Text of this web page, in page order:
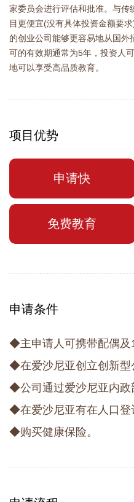
家委员会进行评估和批准。与传
目更便宜(没有具体投资金额要
的创业公司能够更容易地从国
可的有效期通常为5年，投资人
地可以享受高品质教育。
项目优势
申请快
免费教育
申请条件
◆主申请人可携带配偶及
◆在爱沙尼亚创立创新型
◆公司通过爱沙尼亚内政
◆在爱沙尼亚有在人口登
◆购买健康保险。